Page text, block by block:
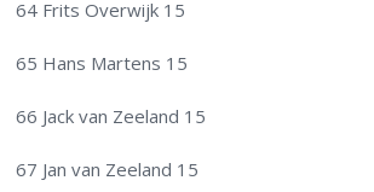
64 Frits Overwijk 15
65 Hans Martens 15
66 Jack van Zeeland 15
67 Jan van Zeeland 15